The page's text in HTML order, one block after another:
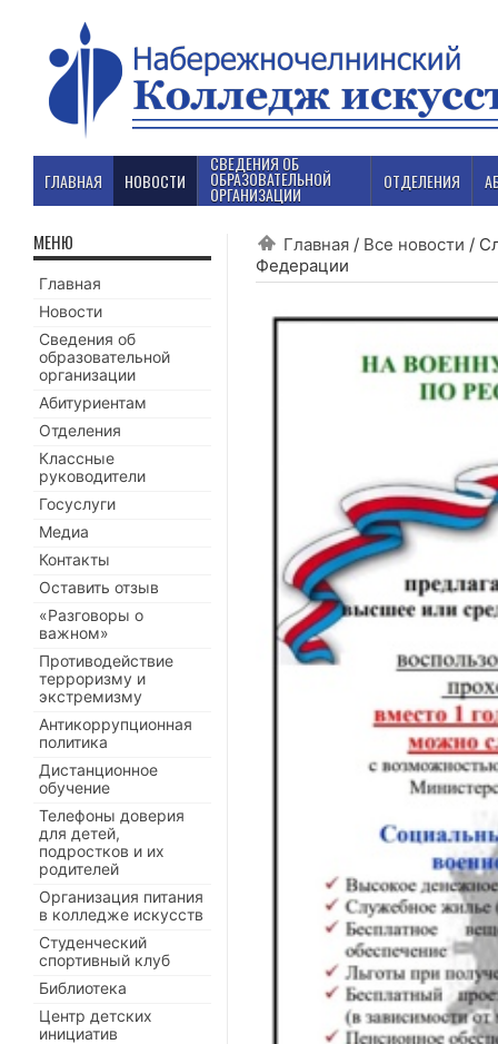
ГЛАВНАЯ НОВОСТИ
СВЕДЕНИЯ ОБ
ОБРАЗОВАТЕЛЬНОЙ
ОРГАНИЗАЦИИ
ОТДЕЛЕНИЯ
Главная / Все новости /
Федерации
МЕНЮ
Главная
Новости
Сведения об
образовательной
организации
Абитуриентам
Отделения
Классные
руководители
Госуслуги
Медиа
Контакты
Оставить отзыв
«Разговоры о
важном»
Противодействие
терроризму и
экстремизму
Антикоррупционная
политика
Дистанционное
обучение
Телефоны доверия
для детей,
подростков и их
родителей
Организация питания
в колледже искусств
Студенческий
спортивный клуб
Библиотека
Центр детских
инициатив